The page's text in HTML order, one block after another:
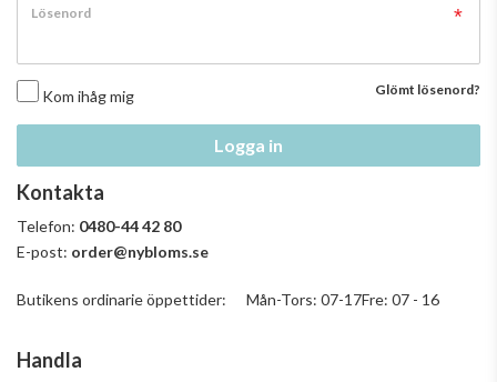
Lösenord
Kom ihåg mig Glömt lösenord?
Logga in
Kontakta
Telefon: 0480-44 42 80
E-post: order@nybloms.se
Butikens ordinarie öppettider: Mån-Tors: 07-17Fre: 07 - 16
Handla